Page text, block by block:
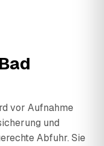
Bad
vor Aufnahme
und
Abfuhr. Sie